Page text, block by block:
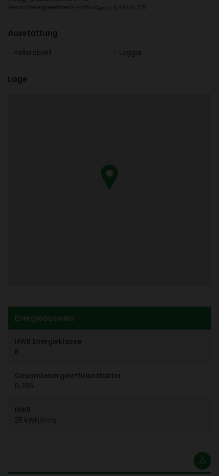
Gesamt­ener­gie­ef­fi­zienz-Faktor f GEE, SK : 0,64 bis 0,71
Ausstat­tung
Keller­ab­teil Loggia
Lage
Ener­gie­aus­weis
HWB Ener­gie­klasse
B
Gesamt­ener­gie­ef­fi­zi­enz­faktor
0,765
HWB
35 kWh/​m²a